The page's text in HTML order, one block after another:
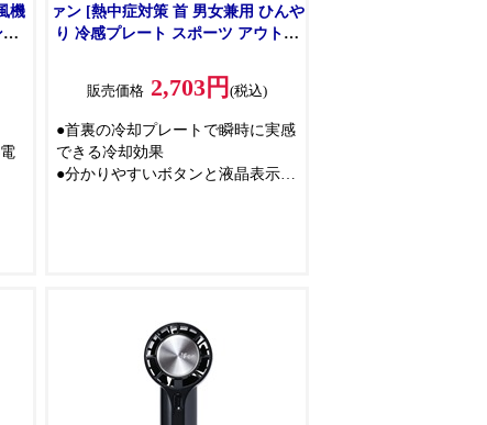
機
ァン [熱中症対策 首 男女兼用 ひんや
り 冷感プレート スポーツ アウトド
販売価格 2,703円(税込)
●首裏の冷却プレートで瞬時に実感
できる冷却効果
●分かりやすいボタンと液晶表示